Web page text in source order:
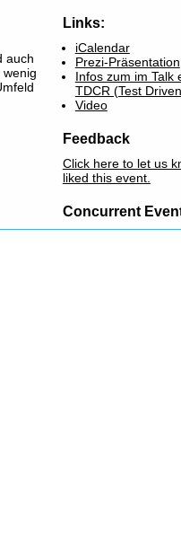
auch
Links:
iCalendar
Prezi-Präsentation
Infos zum im Talk
TDCR (Test
Video
Feedback
Click here to let us
liked this event.
Concurrent